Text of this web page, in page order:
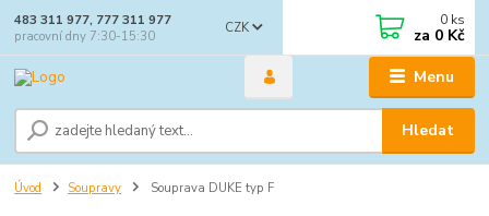
Menu
CZK
Hledat
483 311 977, 777 311 977
pracovní dny 7:30-15:30
0 ks
za 0 Kč
Úvod Soupravy Souprava DUKE typ F